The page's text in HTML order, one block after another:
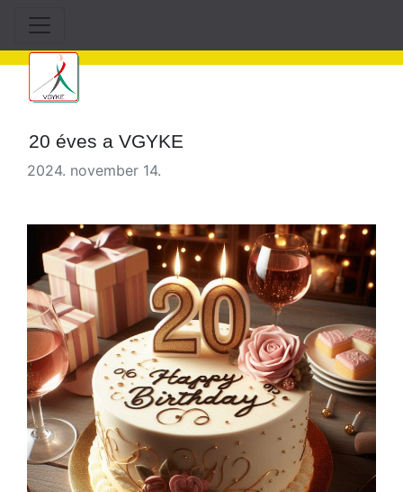
20 éves a VGYKE
2024. november 14.